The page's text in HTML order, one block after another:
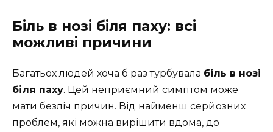
Біль в нозі біля паху: всі
можливі причини
Багатьох людей хоча б раз турбувала біль в нозі
біля паху. Цей неприємний симптом може
мати безліч причин. Від найменш серйозних
проблем, які можна вирішити вдома, до